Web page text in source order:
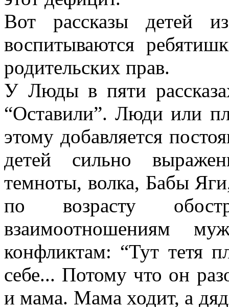
Вот рассказы детей
воспитываются
родительских прав.
У Люды в пяти
“Оставили”. Люди или
этому добавляется
детей сильно
темноты, волка, Бабы
по возрасту
взаимоотношениям
конфликтам: “Тут тетя
себе... Потому что он
и мама. Мама ходит, а